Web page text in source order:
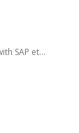
SAP et...